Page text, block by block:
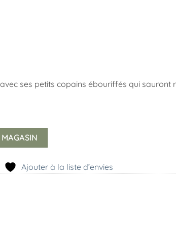
ses petits copains ébouriffés qui sauront
Ajouter à la liste d’envies